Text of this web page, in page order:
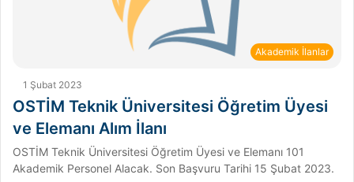
Akademik İlanlar
1 Şubat 2023
OSTİM Teknik Üniversitesi Öğretim Üyesi
ve Elemanı Alım İlanı
OSTİM Teknik Üniversitesi Öğretim Üyesi ve Elemanı 101
Akademik Personel Alacak. Son Başvuru Tarihi 15 Şubat 2023.